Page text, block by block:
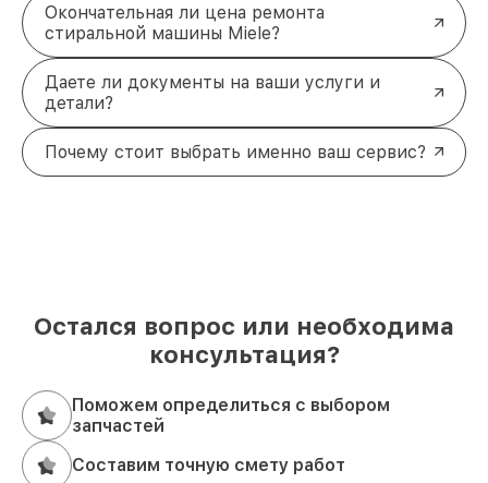
Окончательная ли цена ремонта
стиральной машины Miele?
Даете ли документы на ваши услуги и
детали?
Почему стоит выбрать именно ваш сервис?
Остался вопрос или необходима
консультация?
Поможем определиться с выбором
запчастей
Составим точную смету работ